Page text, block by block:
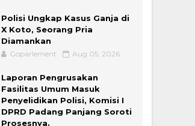
Polisi Ungkap Kasus Ganja di
X Koto, Seorang Pria
Diamankan
Goparlement Aug 05, 2026
Laporan Pengrusakan
Fasilitas Umum Masuk
Penyelidikan Polisi, Komisi I
DPRD Padang Panjang Soroti
Prosesnya.